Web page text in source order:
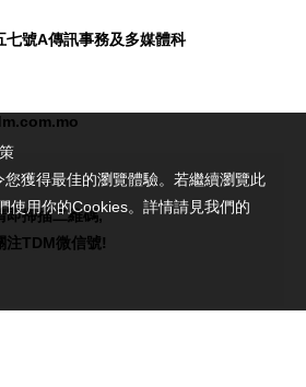
七號A傳訊事務及多媒體科
即掃描二維碼,
注TDM微信號!
獲得最佳的瀏覽體驗。若繼續瀏覽此
使用你的Cookies。詳情請見我們的